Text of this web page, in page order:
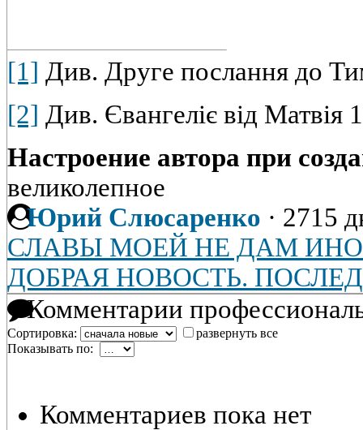
[1] Див. Друге послання до
[2] Див. Євангеліє від Матвія
Настроение автора при
великолепное
Юрий Слюсаренко · 2715
СЛАВЫ МОЕЙ НЕ ДАМ
ДОБРАЯ НОВОСТЬ.
Комментарии
Сортировка:
развернуть все
Показывать по:
Комментариев пока нет